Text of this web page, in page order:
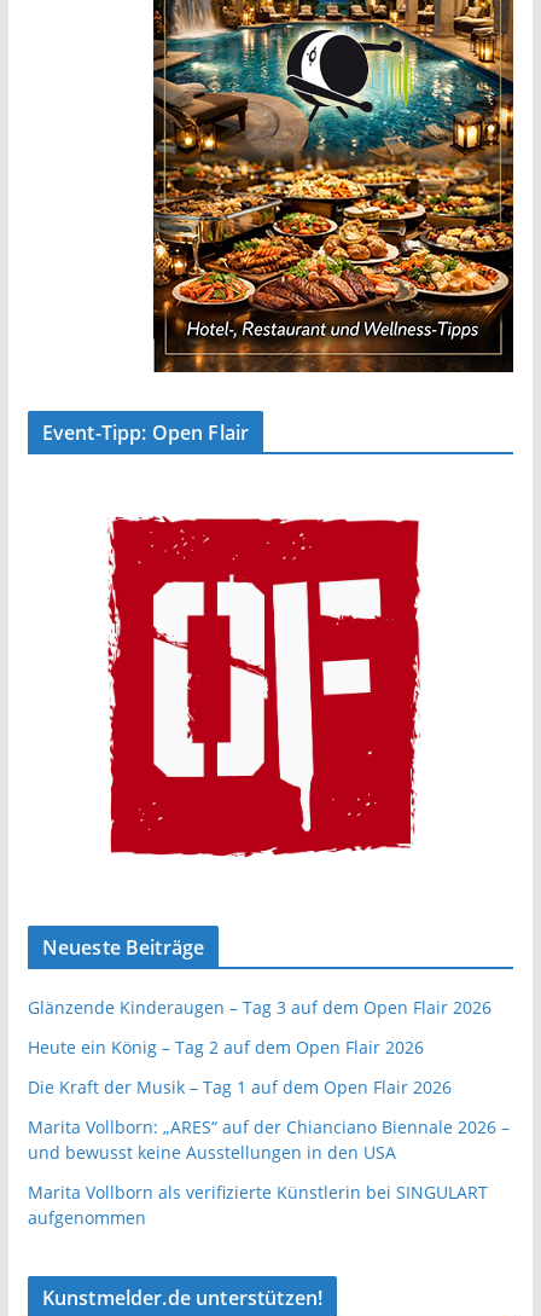
Event-Tipp: Open Flair
Neueste Beiträge
Glänzende Kinderaugen – Tag 3 auf dem Open Flair 2026
Heute ein König – Tag 2 auf dem Open Flair 2026
Die Kraft der Musik – Tag 1 auf dem Open Flair 2026
Marita Vollborn: „ARES“ auf der Chianciano Biennale 2026 –
und bewusst keine Ausstellungen in den USA
Marita Vollborn als verifizierte Künstlerin bei SINGULART
aufgenommen
Kunstmelder.de unterstützen!